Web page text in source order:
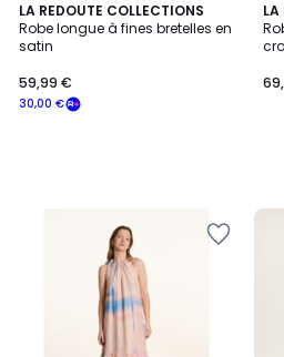
LA REDOUTE COLLECTIONS
Robe longue à fines bretelles en
satin
30,00 €
59,99 €
LA
2